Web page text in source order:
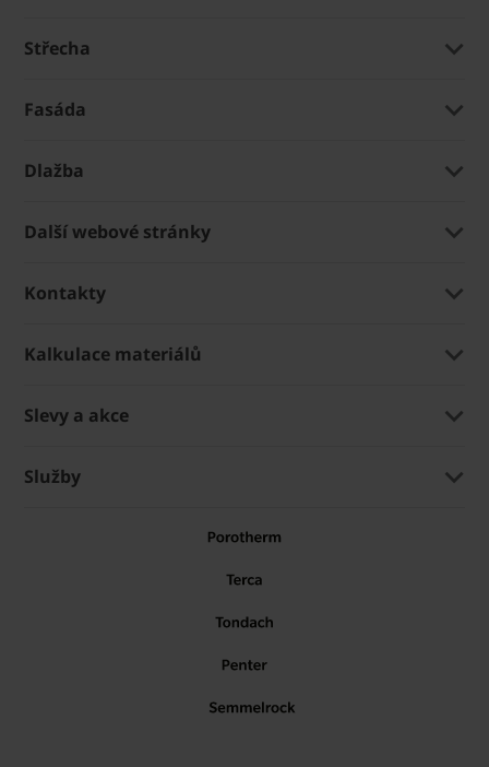
Střecha
Fasáda
Dlažba
Další webové stránky
Kontakty
Kalkulace materiálů
Slevy a akce
Služby